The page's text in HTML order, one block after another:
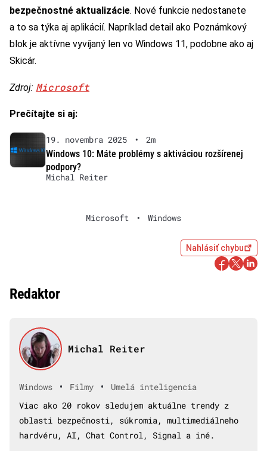
bezpečnostné aktualizácie. Nové funkcie nedostanete
a to sa týka aj aplikácií. Napríklad detail ako Poznámkový
blok je aktívne vyvíjaný len vo Windows 11, podobne ako aj
Skicár.
Zdroj: Microsoft
Prečítajte si aj:
19. novembra 2025 •
2m
Windows 10: Máte problémy s aktiváciou rozšírenej
podpory?
Michal Reiter
Microsoft • Windows
Nahlásiť chybu
Redaktor
Michal Reiter
Windows • Filmy •
Umelá inteligencia
Viac ako 20 rokov sledujem aktuálne trendy z
oblasti bezpečnosti, súkromia, multimediálneho
hardvéru, AI, Chat Control, Signal a iné.